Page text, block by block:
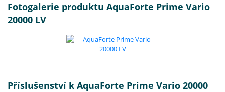
Fotogalerie produktu AquaForte Prime Vario
20000 LV
Příslušenství k AquaForte Prime Vario 20000